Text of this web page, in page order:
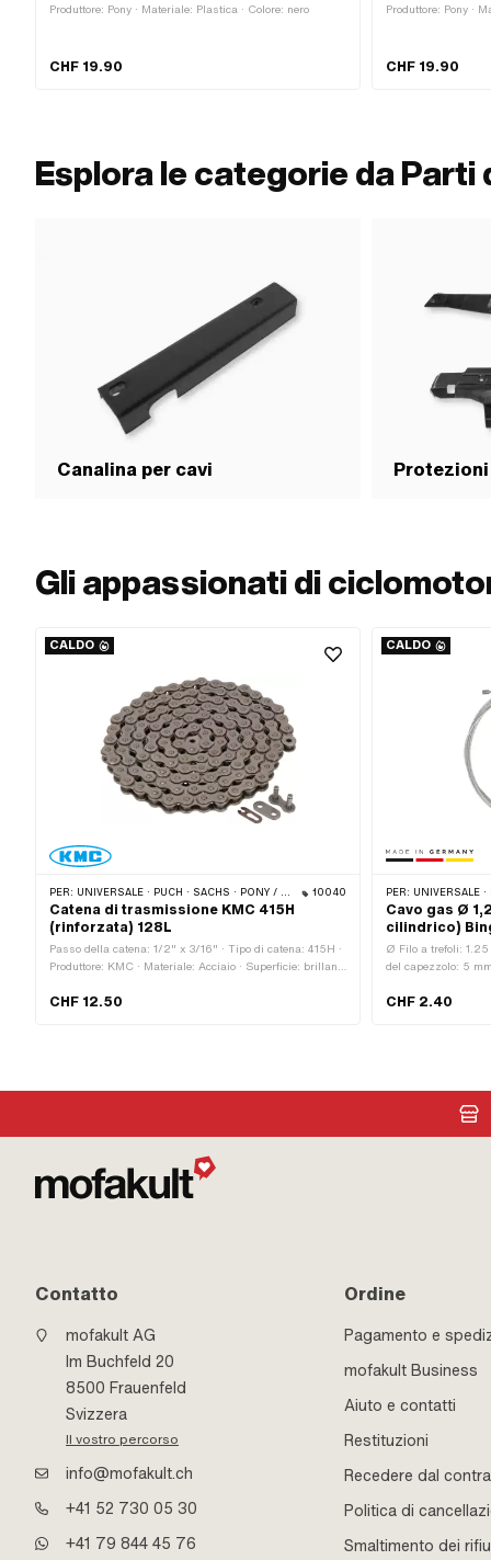
Produttore: Pony · Materiale: Plastica · Colore: nero
CHF 19.90
Produttore: Pony ·
CHF 19.90
Esplora le categorie da
Canalina per cavi
Gli appassionati di
CALDO
PER: UNIVERSALE · PUCH · SACHS · PONY / CILO (BETA 521 E 512) · ZÜNDAPP BELMONDO · TOMOS · CIAO BICICLETTA · ALPA CHOPPER / TURBO · CILO 10040
Catena di trasmissione KMC 415H
(rinforzata) 128L
Passo della catena: 1/2" x 3/16" · Tipo di catena: 415H ·
Produttore: KMC · Materiale: Acciaio · Superficie: brillante
1626 mm · Numero di maglie della catena: 128 Stk · Tipo
CHF 12.50
CALDO
PER: UNIVERSALE · PUCH · SACHS · ZÜNDAPP BELMONDO · TOMOS ·
Cavo gas Ø
cilindrico)
Ø Filo a trefoli: 1.25
del capezzolo: 5
Superficie: zincato
CHF 2.40
Contatto
mofakult AG
Im Buchfeld 20
8500 Frauenfeld
Svizzera
Il vostro percorso
info@mofakult.ch
+41 52 730 05 30
+41 79 844 45 76
Ordine
Pagamento e
mofakult Business
Aiuto e contatti
Restituzioni
Recedere dal
Politica di
Smaltimento dei